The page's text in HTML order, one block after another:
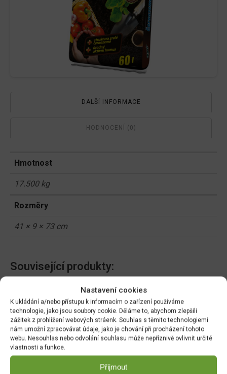
Nastavení cookies
K ukládání a/nebo přístupu k informacím o zařízení používáme
technologie, jako jsou soubory cookie. Děláme to, abychom zlepšili
zážitek z prohlížení webových stráenk. Souhlas s těmito technologiemi
nám umožní zpracovávat údaje, jako je chování při procházení tohoto
webu. Nesouhlas nebo odvolání souhlasu může nepříznivě ovlivnit určité
vlastnosti a funkce.
Přijmout
DALŠÍ INFORMACE
HODNOCENÍ (0)
Hmotnost
17.500 kg
Rozměry
41 × 9 × 73 cm
Související produkty:
Síť opěrná 1,8x5m oko
18x18cm
DO KOŠÍKU
129.00Kč
Keramzit 1l 4-8mm
DO KOŠÍKU
49.00Kč
Forestina Hoštický